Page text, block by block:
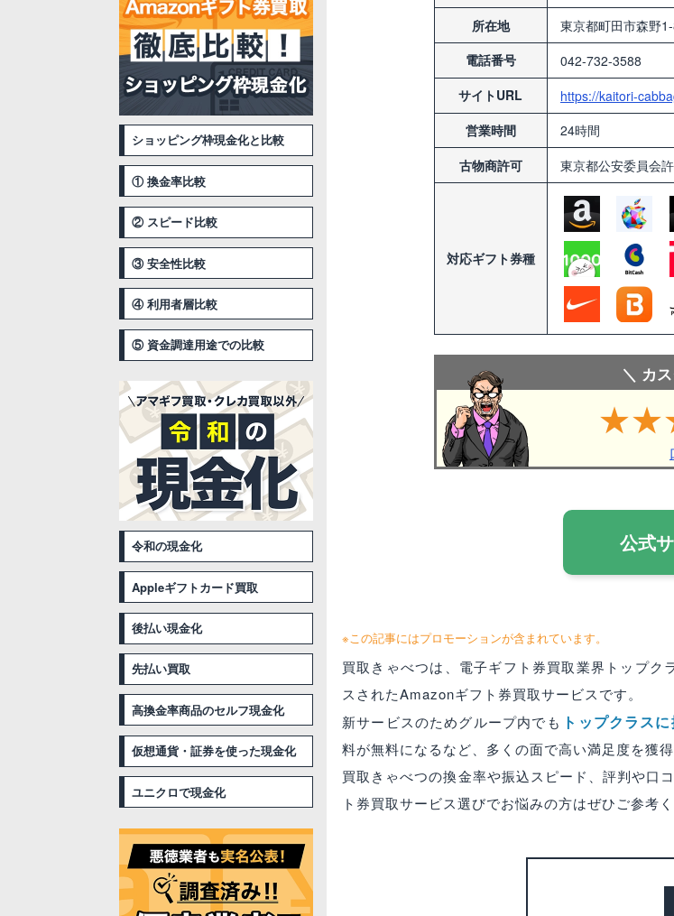
所在地
東京都町田市森野
電話番号
042-732-3588
サイトURL
https://kaitori-
営業時間
24時間
古物商許可
東京都公安委員会
対応ギフト券種
＼ カ
公式
※この記事にはプロモーションが含まれています。
買取きゃべつは、電子ギフト券買取業界トップ
スされたAmazonギフト券買取サービスです。
新サービスのためグループ内でも トップクラス
料が無料になるなど、多くの面で高い満足度を獲得
買取きゃべつの換金率や振込スピード、評判や口
ト券買取サービス選びでお悩みの方はぜひご参考く
ショッピング枠現金化と比較
① 換金率比較
② スピード比較
③ 安全性比較
④ 利用者層比較
⑤ 資金調達用途での比較
令和の現金化
Appleギフトカード買取
後払い現金化
先払い買取
高換金率商品のセルフ現金化
仮想通貨・証券を使った現金化
ユニクロで現金化